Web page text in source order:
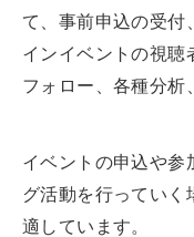
て、事前申込の受付
インイベントの視聴
フォロー、各種分析
イベントの申込や参
グ活動を行っていく
適しています。